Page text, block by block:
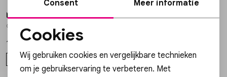
1/2
My Jewellery
15,99
ONESIZE
1/2
1200OS
Noodzakelijke cookies
Personalisatie cookies
Consent Meer informatie
Cookies
Wij gebruiken cookies en vergelijkbare technieken
om je gebruikservaring te verbeteren. Met